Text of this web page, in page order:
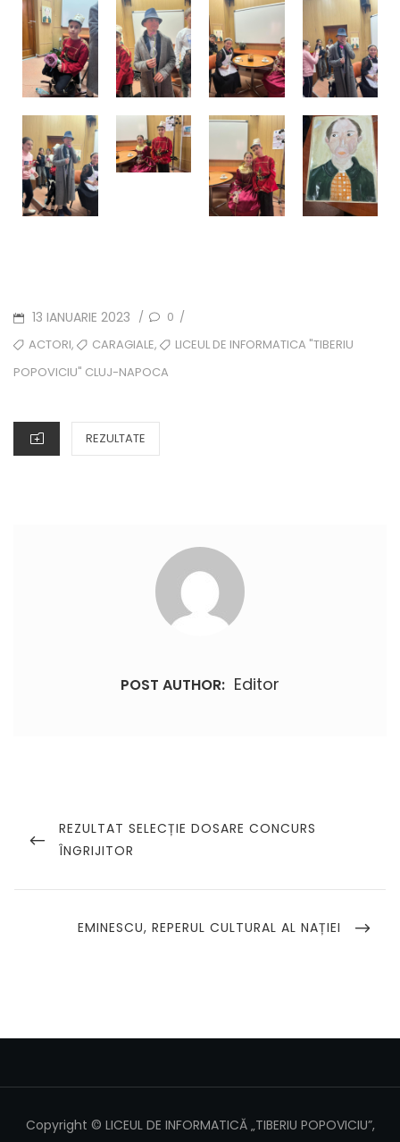
POSTED
ON
13 IANUARIE 2023 / 0 /
TAGSACTORI, CARAGIALE,
LICEUL DE INFORMATICA "TIBERIU
POPOVICIU" CLUJ-NAPOCA
CATEGORIES
REZULTATE
POST AUTHOR: Editor
articole
PREVIOUS
POST
REZULTAT SELECȚIE DOSARE CONCURS
ÎNGRIJITOR
NEXT
EMINESCU, REPERUL CULTURAL AL NAȚIEI
Copyright © LICEUL DE INFORMATICĂ „TIBERIU POPOVICIU”,